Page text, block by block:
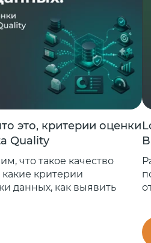
это, критерии оценки
Quality
что такое качество
критерии
данных, как выявить